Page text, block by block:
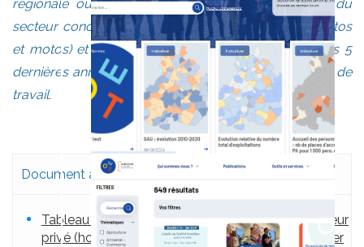
régionale ou nationale. Environ 6 emplois sur 10 du
secteur concernent le commerce de détail (hors autos
et motos) et un quart le commerce de gros. Sur les 5
dernières années, le commerce a
perdu 500 postes de
travail.
Document associé :
Tableau de l'évolution de l'emploi salarié du secteur
privé (hors agriculture) par branche en Loir-et-Cher